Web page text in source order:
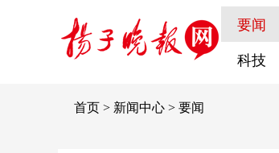
要闻
科技
首页 > 新闻中心 > 要闻